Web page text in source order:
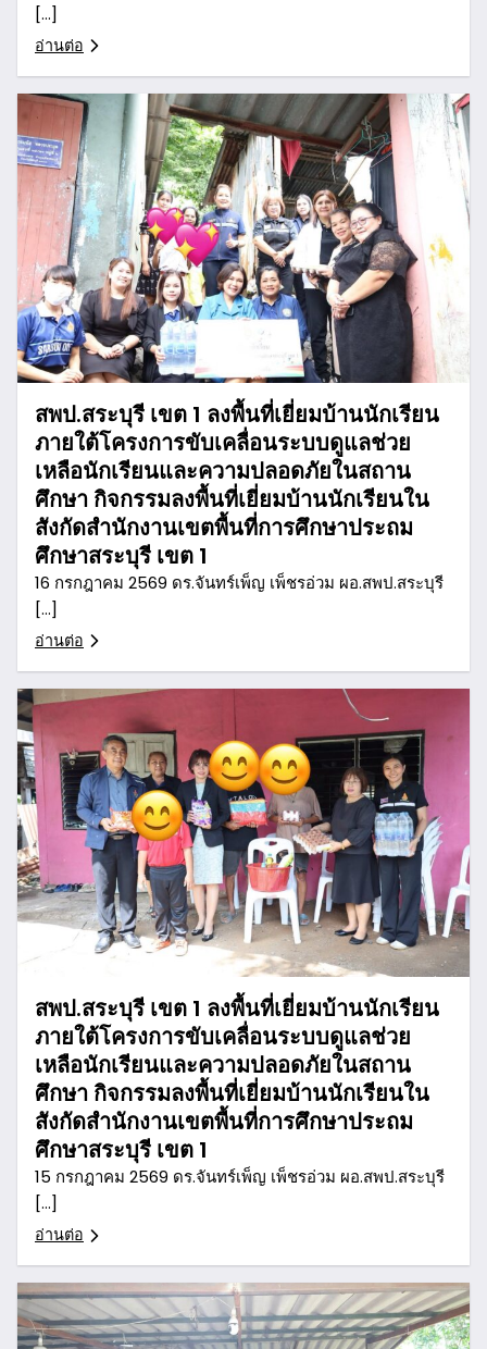
[…]
อ่านต่อ
สพป.สระบุรี เขต 1 ลงพื้นที่เยี่ยมบ้านนักเรียน
ภายใต้โครงการขับเคลื่อนระบบดูแลช่วย
เหลือนักเรียนและความปลอดภัยในสถาน
ศึกษา กิจกรรมลงพื้นที่เยี่ยมบ้านนักเรียนใน
สังกัดสำนักงานเขตพื้นที่การศึกษาประถม
ศึกษาสระบุรี เขต 1
16 กรกฎาคม 2569 ดร.จันทร์เพ็ญ เพ็ชรอ่วม ผอ.สพป.สระบุรี
[…]
อ่านต่อ
สพป.สระบุรี เขต 1 ลงพื้นที่เยี่ยมบ้านนักเรียน
ภายใต้โครงการขับเคลื่อนระบบดูแลช่วย
เหลือนักเรียนและความปลอดภัยในสถาน
ศึกษา กิจกรรมลงพื้นที่เยี่ยมบ้านนักเรียนใน
สังกัดสำนักงานเขตพื้นที่การศึกษาประถม
ศึกษาสระบุรี เขต 1
15 กรกฎาคม 2569 ดร.จันทร์เพ็ญ เพ็ชรอ่วม ผอ.สพป.สระบุรี
[…]
อ่านต่อ